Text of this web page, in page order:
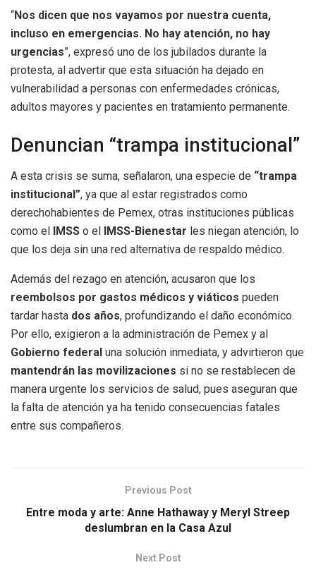
“Nos dicen que nos vayamos por nuestra cuenta,
incluso en emergencias. No hay atención, no hay
urgencias”, expresó uno de los jubilados durante la
protesta, al advertir que esta situación ha dejado en
vulnerabilidad a personas con enfermedades crónicas,
adultos mayores y pacientes en tratamiento permanente.
Denuncian “trampa institucional”
A esta crisis se suma, señalaron, una especie de “trampa
institucional”, ya que al estar registrados como
derechohabientes de Pemex, otras instituciones públicas
como el
IMSS o el IMSS-Bienestar les niegan atención, lo
que los deja sin una red alternativa de respaldo médico.
Además del rezago en atención, acusaron que los
reembolsos por gastos médicos y viáticos pueden
tardar hasta dos años, profundizando el daño económico.
Por ello, exigieron a la administración de Pemex y al
Gobierno federal una solución inmediata, y advirtieron que
mantendrán las movilizaciones si no se restablecen de
manera urgente los servicios de salud, pues aseguran que
la falta de atención ya ha tenido consecuencias fatales
entre sus compañeros.
Previous Post
Entre moda y arte: Anne Hathaway y Meryl Streep
deslumbran en la Casa Azul
Next Post